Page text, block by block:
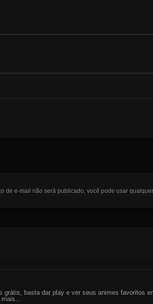
de e-mail não será publicado, você pode usar
basta dar play e ver seus animes favoritos